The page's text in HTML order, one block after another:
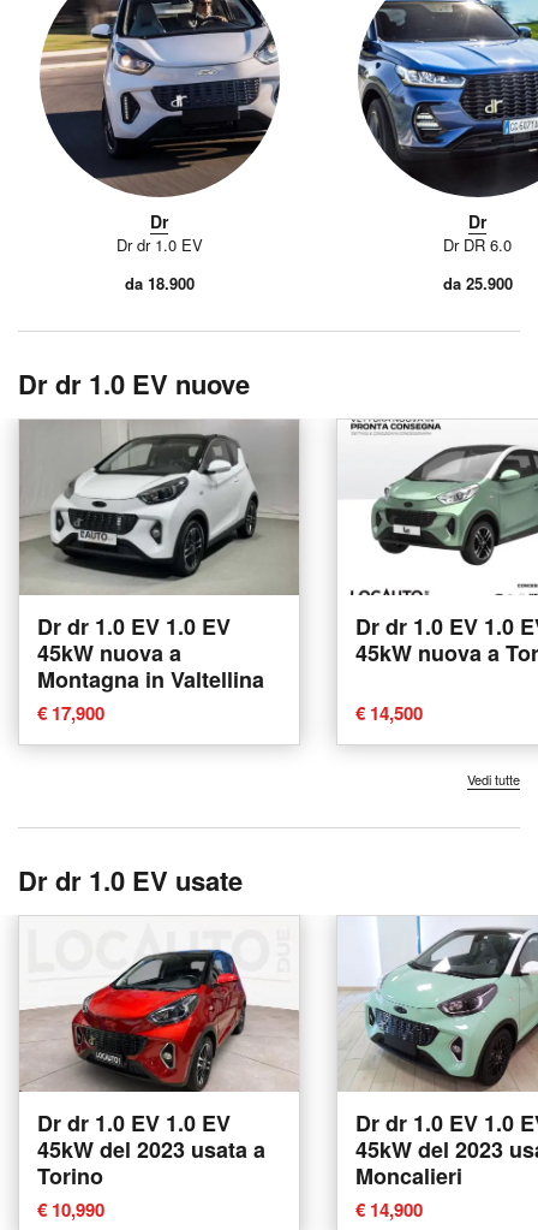
Dr
Dr dr 1.0 EV
da 18.900
Dr
Dr DR 6.0
da 25.900
Dr dr 1.0 EV nuove
Dr dr 1.0 EV 1.0 EV
45kW nuova a
Montagna in Valtellina
€ 17,900
Dr dr 1.0 EV 1.0
45kW nuova a
€ 14,500
Vedi tutte
Dr dr 1.0 EV usate
Dr dr 1.0 EV 1.0 EV
45kW del 2023 usata a
Torino
€ 10,990
Dr dr 1.0 EV 1.0
45kW del 2023
Moncalieri
€ 14,900